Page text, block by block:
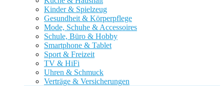
Kinder & Spielzeug
Gesundheit & Körperpflege
Mode, Schuhe & Accessoires
Schule, Büro & Hobby
Smartphone & Tablet
Sport & Freizeit
TV & HiFi
Uhren & Schmuck
Verträge & Versicherungen